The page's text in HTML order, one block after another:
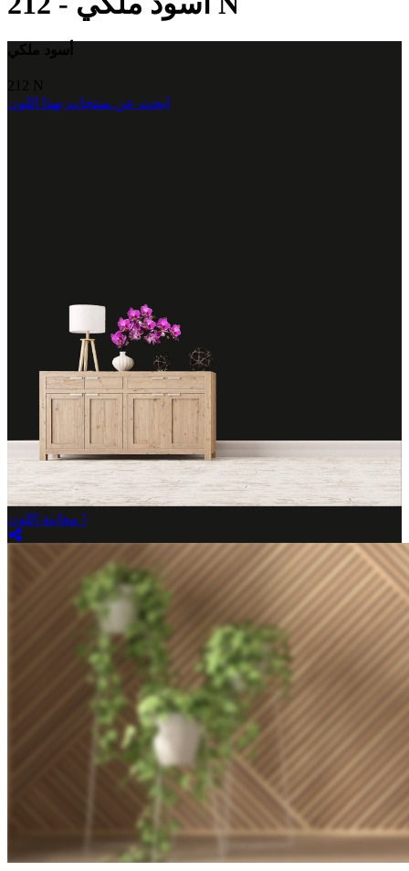
أسود ملكي
212 N
ابحث عن منتجات بهذا اللون
معاينة اللون !